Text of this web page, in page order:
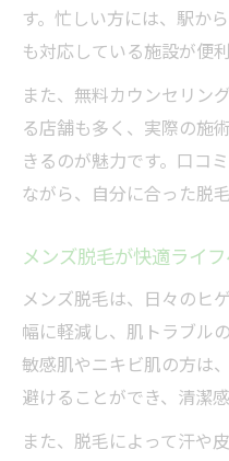
す。忙しい方には、駅か
も対応している施設が便利
また、無料カウンセリン
る店舗も多く、実際の施
きるのが魅力です。口コ
ながら、自分に合った脱
メンズ脱毛が快適ライ
メンズ脱毛は、日々のヒ
幅に軽減し、肌トラブル
敏感肌やニキビ肌の方は
避けることができ、清潔
また、脱毛によって汗や